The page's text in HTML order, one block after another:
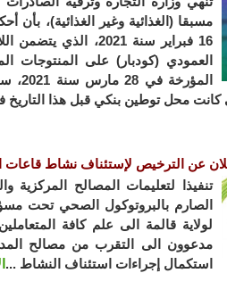
16 فبراير سنة
كانت محل توطين بنكي قبل هذا التاريخ
عن الترخيص لإستئناف نشاط قاعات
تنفيذا لتعليمات المصالح المركزية
الصارم بالبروتوكول الصحي تحت
لولاية قالمة الى علم كافة
مدعوون الى التقرب من مصالح
استكمال إجراءات استئناف النشاط ...